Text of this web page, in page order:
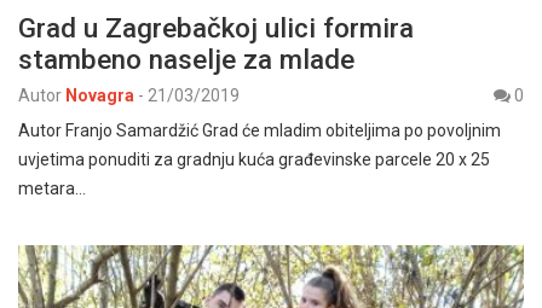
Grad u Zagrebačkoj ulici formira
stambeno naselje za mlade
Autor Novagra - 21/03/2019
0
Autor Franjo Samardžić Grad će mladim obiteljima po povoljnim
uvjetima ponuditi za gradnju kuća građevinske parcele 20 x 25
metara…